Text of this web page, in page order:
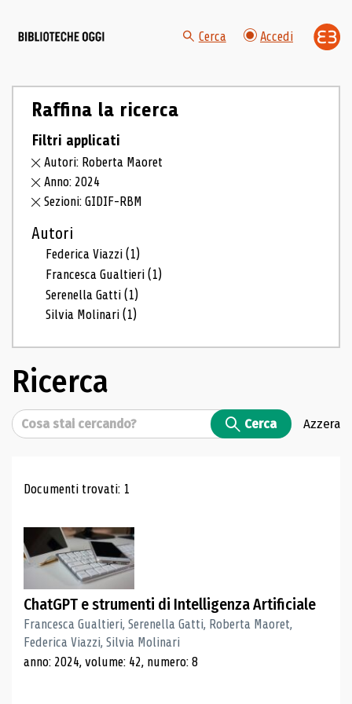
Cerca Accedi
Raffina la ricerca
Filtri applicati
Autori: Roberta Maoret
Anno: 2024
Sezioni: GIDIF-RBM
Autori
Federica Viazzi(1)
Francesca Gualtieri(1)
Serenella Gatti(1)
Silvia Molinari(1)
Ricerca
Cerca Cerca Azzera
Risultati di ricerca
Documenti trovati: 1
ChatGPT e strumenti di Intelligenza Artificiale
Francesca Gualtieri, Serenella Gatti, Roberta Maoret,
Federica Viazzi, Silvia Molinari
anno: 2024, volume: 42, numero: 8